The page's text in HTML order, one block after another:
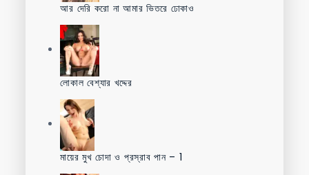
আর দেরি করো না আমার ভিতরে ঢোকাও
লোকাল বেশ্যার খদ্দের
মায়ের মুখ চোদা ও প্রস্রাব পান – 1